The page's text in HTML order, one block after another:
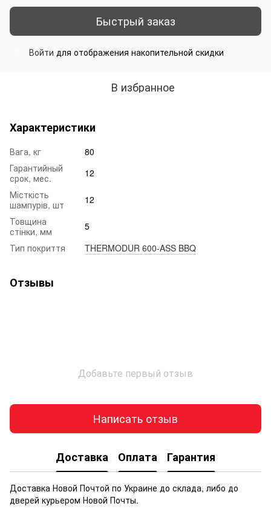
Быстрый заказ
Войти для отображения накопительной скидки
В избранное
Характеристики
Вага, кг
80
Гарантийный
срок, мес.
12
Місткість
шампурів, шт
12
Товщина
стінки, мм
5
Тип покриття
THERMODUR 600-ASS BBQ
Отзывы
Добавьте первый отзыв
Написать отзыв
Доставка Оплата Гарантия
Доставка Новой Почтой по Украине до склада, либо до
дверей курьером Новой Почты.